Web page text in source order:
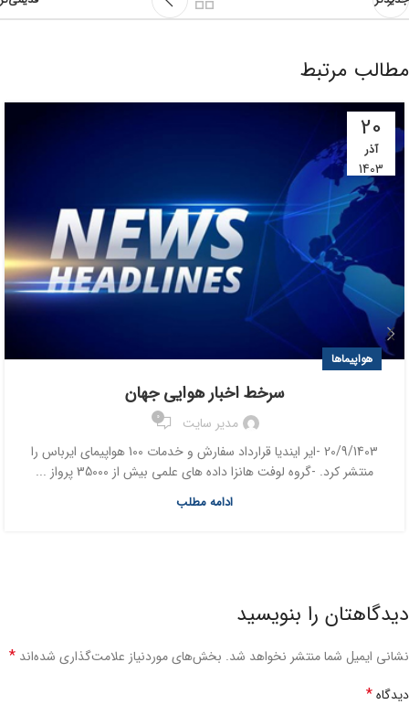
مطالب مرتبط
20
آذر
1403
هواپیماها
سرخط اخبار هوایی جهان
مدیر سایت 0
20/9/1403 -ایر ایندیا قرارداد سفارش و خدمات 100 هواپیمای ایرباس را
منتشر کرد. -گروه لوفت هانزا داده های علمی بیش از 35000 پرواز ...
ادامه مطلب
دیدگاهتان را بنویسید
نشانی ایمیل شما منتشر نخواهد شد. بخش‌های موردنیاز علامت‌گذاری شده‌اند *
دیدگاه*